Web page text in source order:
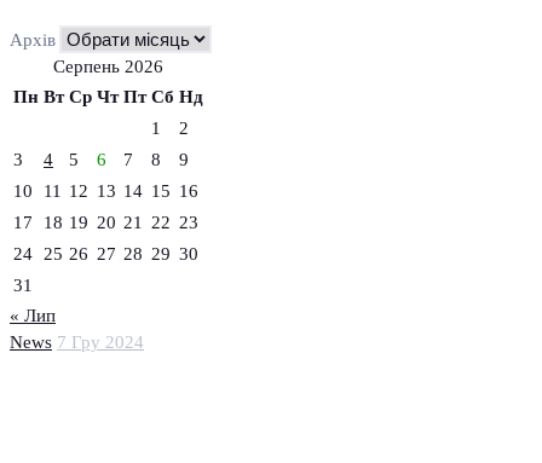
News 7 Гру 2024
Архів
Серпень 2026
Пн Вт Ср Чт Пт Сб Нд
1
2
3
4 5 6 7 8
9
10
11 12 13 14 15 16
17
18 19 20 21 22 23
24
25 26 27 28 29 30
31
« Лип